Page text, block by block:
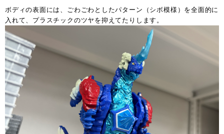
ボディの表面には、ごわごわとしたパターン（シボ模様）を全面的に
入れて、プラスチックのツヤを抑えてたりします。